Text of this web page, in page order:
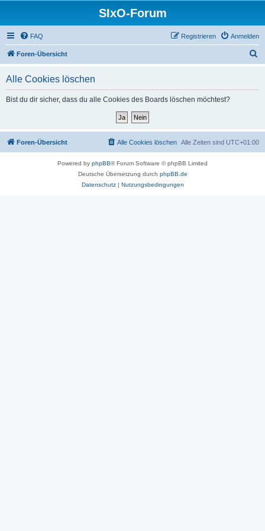
SIxO-Forum
FAQ Anmelden
Registrieren
Foren-Übersicht
Alle Cookies löschen
Bist du dir sicher, dass du alle Cookies des Boards löschen möchtest?
Foren-Übersicht Alle Zeiten sind UTC+01:00
Alle Cookies löschen
Powered by phpBB® Forum Software © phpBB Limited
Deutsche Übersetzung durch phpBB.de
Datenschutz| Nutzungsbedingungen